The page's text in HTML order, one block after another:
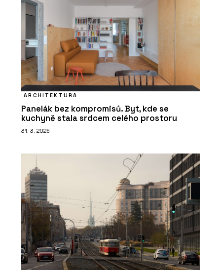
ARCHITEKTURA
Panelák bez kompromisů. Byt, kde se
kuchyně stala srdcem celého prostoru
31. 3. 2026